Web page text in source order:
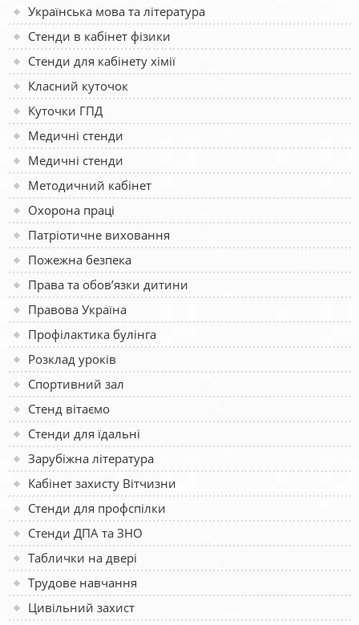
Українська мова та література
Стенди в кабінет фізики
Стенди для кабінету хімії
Класний куточок
Куточки ГПД
Медичні стенди
Медичні стенди
Методичний кабінет
Охорона праці
Патріотичне виховання
Пожежна безпека
Права та обов’язки дитини
Правова Україна
Профілактика булінга
Розклад уроків
Спортивний зал
Стенд вітаємо
Стенди для їдальні
Зарубіжна література
Кабінет захисту Вітчизни
Стенди для профспілки
Стенди ДПА та ЗНО
Таблички на двері
Трудове навчання
Цивільний захист